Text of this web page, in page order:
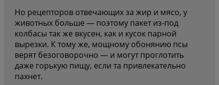
Но рецепторов отвечающих за жир и мясо, у
животных больше — поэтому пакет из-под
колбасы так же вкусен, как и кусок парной
вырезки. К тому же, мощному обонянию псы
верят безоговорочно — и могут проглотить
даже горькую пищу, если та привлекательно
пахнет.